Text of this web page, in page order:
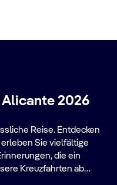
2026
Reise. Entdecken
Sie vielfältige
die ein
Kreuzfahrten ab